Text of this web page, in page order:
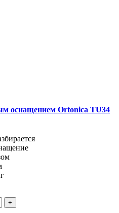
оснащением Ortonica TU34
+